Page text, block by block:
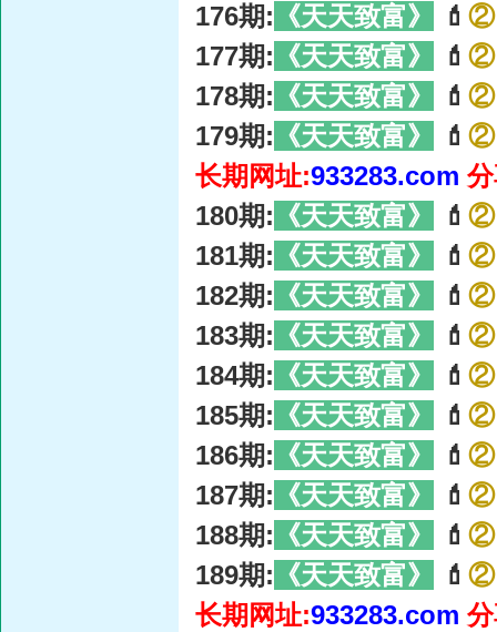
176期: 《天天致富》 💄 ②
177期: 《天天致富》 💄 ②
178期: 《天天致富》 💄 ②
179期: 《天天致富》 💄 ②
长期网址:933283.com
180期: 《天天致富》 💄 ②
181期: 《天天致富》 💄 ②
182期: 《天天致富》 💄 ②
183期: 《天天致富》 💄 ②
184期: 《天天致富》 💄 ②
185期: 《天天致富》 💄 ②
186期: 《天天致富》 💄 ②
187期: 《天天致富》 💄 ②
188期: 《天天致富》 💄 ②
189期: 《天天致富》 💄 ②
长期网址:933283.com